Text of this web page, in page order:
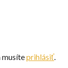
musíteprihlásiť.